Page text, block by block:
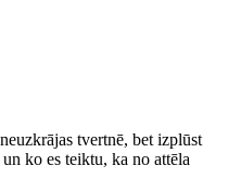
tvertnē, bet izplūst
ko es teiktu, ka no attēla